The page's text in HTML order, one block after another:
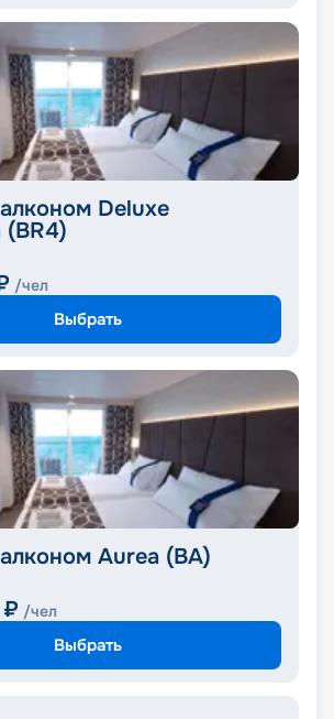
Deluxe
(BR4)
/чел
Выбрать
Aurea (BA)
₽ /чел
Выбрать